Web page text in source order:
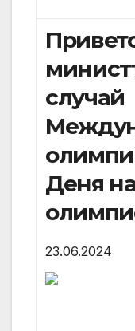
случай
Деня
23.06.2024